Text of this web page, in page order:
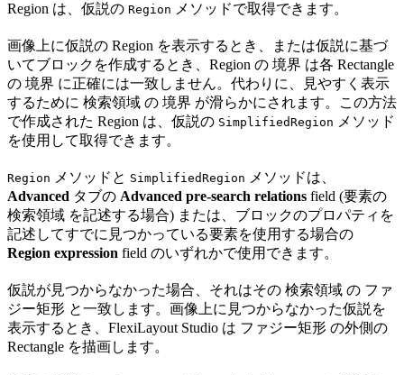
Region は、仮説の Region メソッドで取得できます。
画像上に仮説の Region を表示するとき、または仮説に基づ
いてブロックを作成するとき、Region の 境界 は各 Rectangle
の 境界 に正確には一致しません。代わりに、見やすく表示
するために 検索領域 の 境界 が滑らかにされます。この方法
で作成された Region は、仮説の SimplifiedRegion メソッド
を使用して取得できます。
Region メソッドと SimplifiedRegion メソッドは、
Advanced タブの Advanced pre-search relations field (要素の
検索領域 を記述する場合) または、ブロックのプロパティを
記述してすでに見つかっている要素を使用する場合の
Region expression field のいずれかで使用できます。
仮説が見つからなかった場合、それはその 検索領域 の ファ
ジー矩形 と一致します。画像上に見つからなかった仮説を
表示するとき、FlexiLayout Studio は ファジー矩形 の外側の
Rectangle を描画します。